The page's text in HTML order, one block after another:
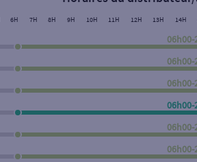
Rue
6H 7H 8H 9H 10H 11H 12H 13H 14H
06h00-